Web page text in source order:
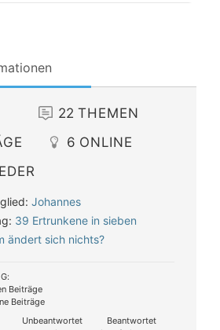
22 THEMEN
6 ONLINE
Johannes
39 Ertrunkene in sieben
ändert sich nichts?
Beiträge
Beiträge
Unbeantwortet
Beantwortet